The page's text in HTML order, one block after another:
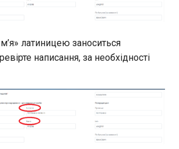
латиницею заноситься
написання, за необхідності